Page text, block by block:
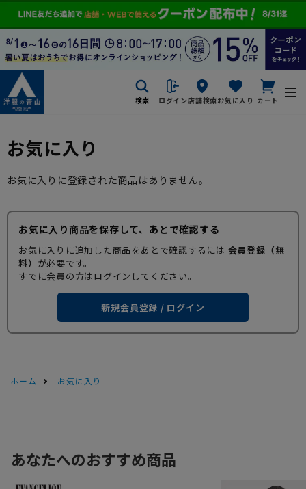
検索 ログイン店舗検索お気に入り カート
お気に入り
お気に入りに登録された商品はありません。
お気に入り商品を保存して、あとで確認する
お気に入りに追加した商品をあとで確認するには 会員登録（無
料） が必要です。
すでに会員の方はログインしてください。
新規会員登録 / ログイン
ホーム お気に入り